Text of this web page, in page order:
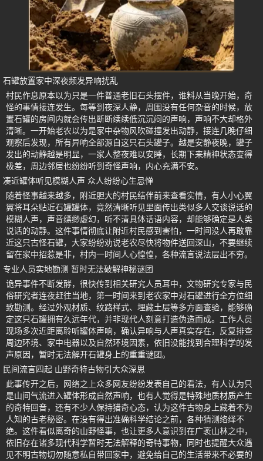
石罐放置家中深夜频发异响扰乱
村民作息原本以为只是一件普通老旧石头摆件，谁料从当晚开始，奇
怪的事情接连发生。每等到夜深人静，周围没有任何杂音的时候，放
置石罐的房间内就会传出断断续续低沉沉闷的声响，声响不大却格外
清晰。一开始老农以为是家中杂物风吹碰撞发出动静，接连几晚仔细
观察后发现，所有异响全部源自这只石头罐子。越是安静夜晚，罐子
发出的动静越是明显，一家人整夜难以安睡，长期下来精神状态变得
极差，周边邻居也纷纷听到奇怪声响，内心充满不安。
凑近罐体听见模糊人声 众人纷纷心生忌惮
随着怪事越来越多，附近胆大的村民结伴前来查看实情，有人小心翼
翼将耳朵贴近石罐罐体，竟然清晰听见里面传出类似多人交谈说话的
模糊人声，声音缥缈虚幻，听不清具体话语内容，却能够确定是人类
说话的动静。这件事情彻底让附近村民感到害怕，一时间没人再敢靠
近这只古怪石罐，大家纷纷劝说老农尽快将物件送回深山，不要继续
留在家中招惹是非，村内一时间人心惶惶，各种流言说法层出不穷。
专业人员实地勘测 暂时无法破解神秘谜团
诡异事件不断发酵，很快传到相关研究人员耳中，文物研究专家与民
俗研究者连夜赶往当地，第一时间来到老农家中对石罐进行全方位细
致勘测。经过外观材质、纹路样式、埋藏土层等多方面查验，能够确
定这只石罐拥有久远年代，并非现代人刻意打造伪造而成。工作人员
现场多次近距离聆听罐体声响，确认异响与人声真实存在，反复排查
周边环境、家中电器以及自然环境因素，依旧没能找到合理科学的发
声原因，暂时无法解开石罐身上的重重谜团。
民间流言四起 山野奇特古物引大众深思
此事传开之后，网络之上众多网友纷纷发表自己的看法，有人认为只
是山间气流进入罐体形成自然声响，也有人觉得是特殊地质材质产生
的奇特回音，还有不少人保持猎奇心态，认为这件古物身上藏着不为
人知的古老秘密。在没有得出准确科学结论之前，各种猜测络绎不
绝。这件看似离奇的山野怪事，也让更多人意识到在广袤山林之中，
依旧存在诸多现代科学暂时无法解释的奇特事物，同时也提醒大众遇
见不明古物切勿随意私自带回家中，避免给自己的生活带来不必要的